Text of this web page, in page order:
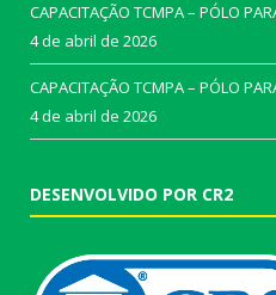
CAPACITAÇÃO TCMPA – PÓLO
4 de abril de 2026
CAPACITAÇÃO TCMPA – PÓLO
4 de abril de 2026
DESENVOLVIDO POR CR2